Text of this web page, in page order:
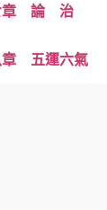
陰陽與五行的關
陰陽與五行的關
– 五
– 四
– 五
十五別絡
推斷 – 二
推斷 – 三
一
法 二
章 論 治
治 一
章 五運六氣